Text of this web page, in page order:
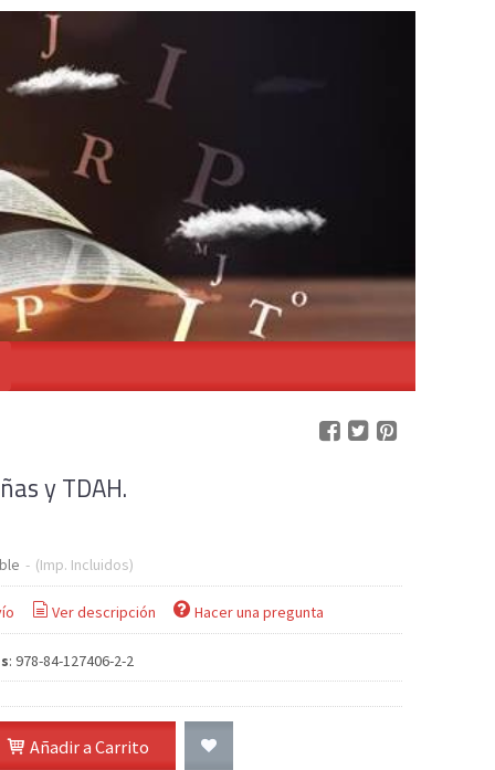
y TDAH.
- (Imp. Incluidos)
Ver descripción Hacer una pregunta
: 978-84-127406-2-2
Añadir a Carrito